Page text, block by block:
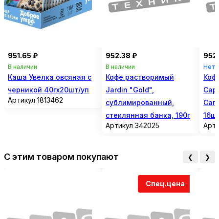
(530 ккал). Хранить в чистых, хорошо вентилируемых
складах, при температуре
от 13 до 23 °С и относительной влажности воздуха
Вес, г
335
Начинка
Форма печенья
круглое
Порционная продукция
нет
951.65 ₽
В наличии
Каша Увелка овсяная с
черникой 40гх20шт/уп
Артикул 1813462
952.38 ₽
В наличии
Кофе растворимый
Jardin "Gold",
сублимированный,
стеклянная банка, 190г
Артикул 342025
Нет
С этим товаром покупают ❮ ❯
Спец.цена